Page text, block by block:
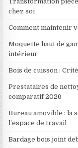
chez soi
Comment maintenir
Moquette haut de
intérieur
Bois de cuisson :
Prestataires de
comparatif 2026
Bureau amovible : la
l’espace de travail
Bardage bois joint